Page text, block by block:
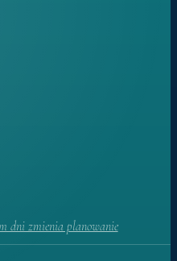
dni zmienia planowanie